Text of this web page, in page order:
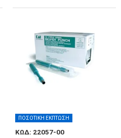
ΠΟΣΟΤΙΚΗ ΕΚΠΤΩΣΗ
ΚΩΔ: 22057-00